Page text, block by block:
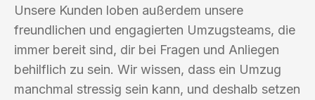
Unsere Kunden loben außerdem unsere
freundlichen und engagierten Umzugsteams, die
immer bereit sind, dir bei Fragen und Anliegen
behilflich zu sein. Wir wissen, dass ein Umzug
manchmal stressig sein kann, und deshalb setzen